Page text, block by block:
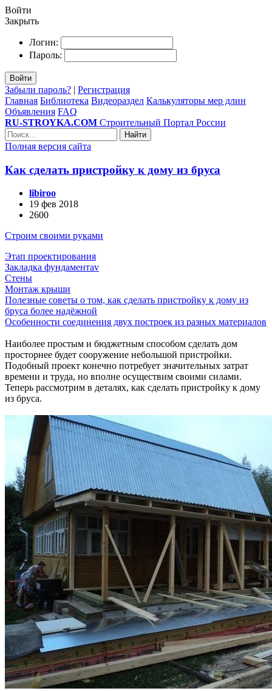
Войти
Закрыть
Логин:
Пароль:
Войти
Забыли пароль? | Регистрация
Главная Библиотека Видеораздел Калькуляторы мер длин
Объявления FAQ
RU-STROYKA.COM Строительный Портал России
Найти
Полная версия сайта
Как сделать пристройку к дому из бруса
libiroo
19 фев 2018
2600
Строим своими руками
Этап проектирования
Закладка фундаментаv
Стены
Монтаж крыши
Полезные советы о том, как сделать пристройку к дому из
бруса более надёжной
Особенности соединения двух построек из разных материалов
Наиболее простым и бюджетным способом сделать дом
просторнее будет сооружение небольшой пристройки.
Подобный проект конечно потребует значительных затрат
времени и труда, но вполне осуществим своими силами.
Теперь рассмотрим в деталях, как сделать пристройку к дому
из бруса.